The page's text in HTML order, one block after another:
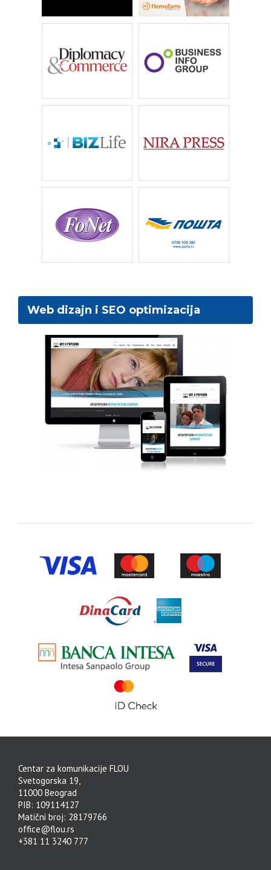
Web dizajn i SEO optimizacija
Centar za komunikacije FLOU
Svetogorska 19,
11000 Beograd
PIB: 109114127
Matični broj: 28179766
office@flou.rs
+381 11 3240 777